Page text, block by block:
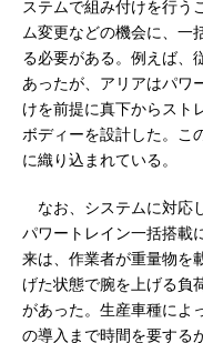
ステムで組み付けを行う
ム変更などの機会に、一
る必要がある。例えば、
あったが、アリアはパワ
けを前提に真下からスト
ボディーを設計した。こ
に織り込まれている。
なお、システムに対応
パワートレイン一括搭載
来は、作業者が重量物を
げた状態で腕を上げる負
があった。生産車種によ
の導入まで時間を要する